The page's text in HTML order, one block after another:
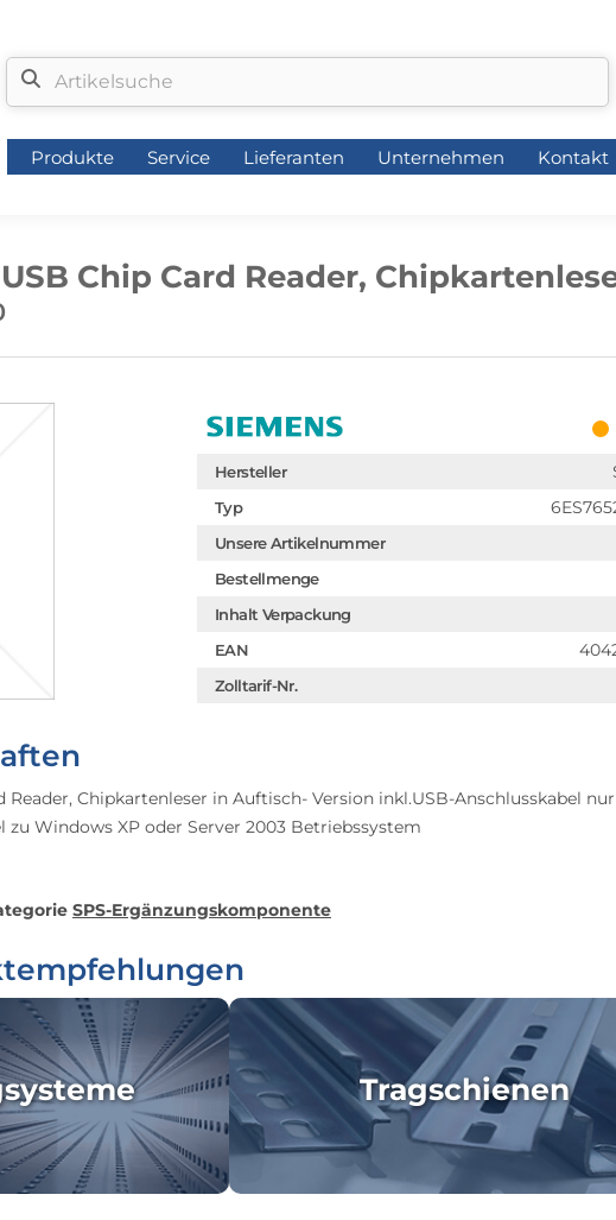
Produkte Service Lieferanten Unternehmen Kontakt
USB Chip Card Reader,
Hersteller
Typ
Unsere Artikelnummer
Bestellmenge
Inhalt Verpackung
EAN
Zolltarif-Nr.
Reader, Chipkartenleser in Auftisch- Version inkl.USB-Anschlusskabel
Windows XP oder Server 2003 Betriebssystem
SPS-Ergänzungskomponente
Tragschienen
Produkte Service Lieferanten Unternehmen Kontakt